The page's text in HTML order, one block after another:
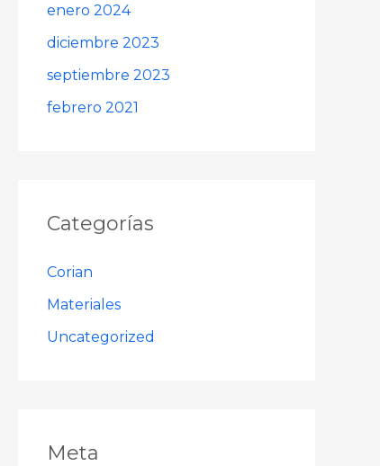
enero 2024
diciembre 2023
septiembre 2023
febrero 2021
Categorías
Corian
Materiales
Uncategorized
Meta